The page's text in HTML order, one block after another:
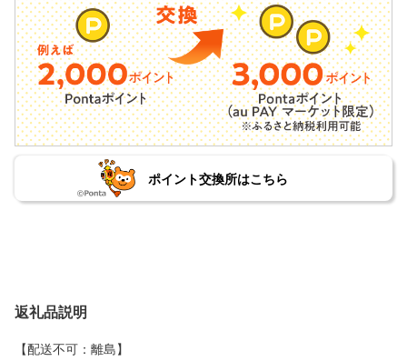
ポイント交換所はこちら
返礼品説明
【配送不可：離島】